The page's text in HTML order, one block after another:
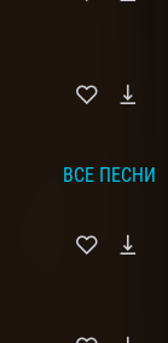
ВСЕ ПЕСНИ